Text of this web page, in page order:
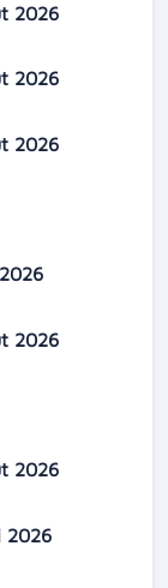
2026
2026
2026
2026
2026
2026